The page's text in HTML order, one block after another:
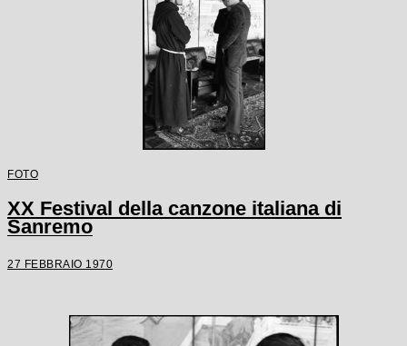
FOTO
XX Festival della canzone italiana di
Sanremo
27 FEBBRAIO 1970